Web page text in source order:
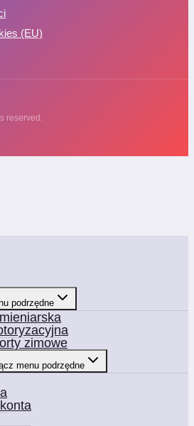
(EU)
reserved.
podrzędne
zimowe
menu podrzędne